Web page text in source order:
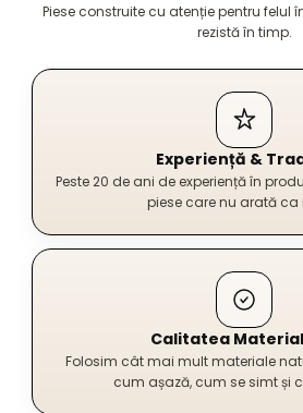
Piese construite cu atenție pentru felul
rezistă în timp.
Experiență &
Peste 20 de ani de experiență în
piese care nu arată ca
Calitatea
Folosim cât mai mult materiale
cum așază, cum se simt și